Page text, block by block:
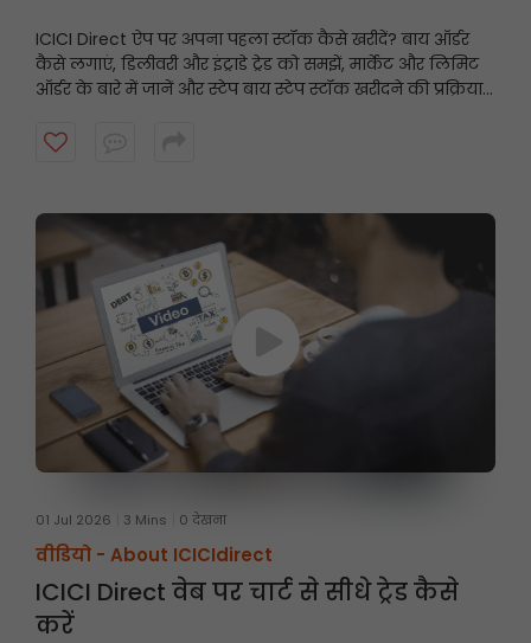
ICICI Direct ऐप पर अपना पहला स्टॉक कैसे खरीदें? बाय ऑर्डर
कैसे लगाएं, डिलीवरी और इंट्राडे ट्रेड को समझें, मार्केट और लिमिट
ऑर्डर के बारे में जानें और स्टेप बाय स्टेप स्टॉक खरीदने की प्रक्रिया
01 Jul 2026 3 Mins 0 देखना
वीडियो - About ICICIdirect
ICICI Direct वेब पर चार्ट से सीधे ट्रेड कैसे
करें